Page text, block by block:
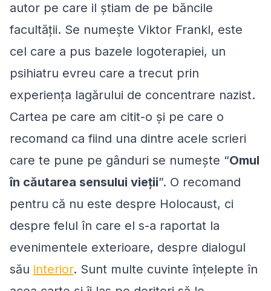
autor pe care il știam de pe băncile
facultății. Se numește Viktor Frankl, este
cel care a pus bazele logoterapiei, un
psihiatru evreu care a trecut prin
experiența lagărului de concentrare nazist.
Cartea pe care am citit-o și pe care o
recomand ca fiind una dintre acele scrieri
care te pune pe gânduri se numește “Omul
în căutarea sensului vieții”. O recomand
pentru că nu este despre Holocaust, ci
despre felul în care el s-a raportat la
evenimentele exterioare, despre dialogul
său interior. Sunt multe cuvinte înțelepte în